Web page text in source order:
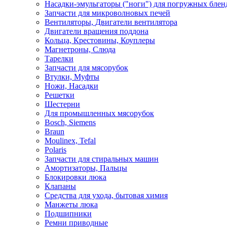
Насадки-эмульгаторы ("ноги") для погружных
Запчасти для микроволновых печей
Вентиляторы, Двигатели вентилятора
Двигатели вращения поддона
Кольца, Крестовины, Коуплеры
Магнетроны, Слюда
Тарелки
Запчасти для мясорубок
Втулки, Муфты
Ножи, Насадки
Решетки
Шестерни
Для промышленных мясорубок
Bosch, Siemens
Braun
Moulinex, Tefal
Polaris
Запчасти для стиральных машин
Амортизаторы, Пальцы
Блокировки люка
Клапаны
Средства для ухода, бытовая химия
Манжеты люка
Подшипники
Ремни приводные